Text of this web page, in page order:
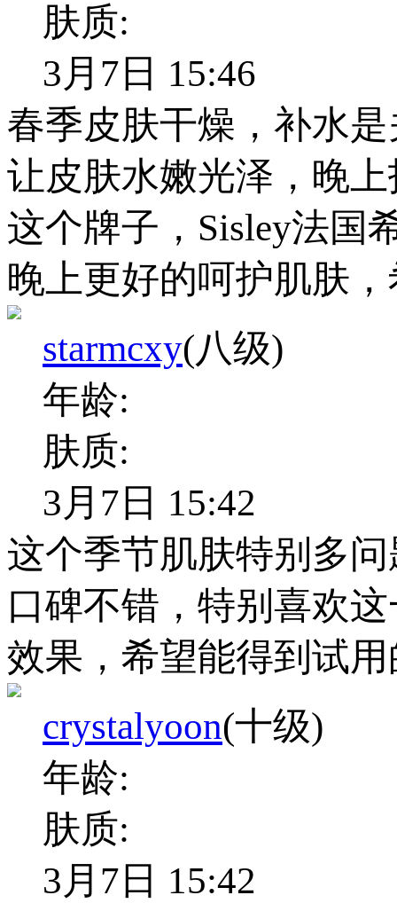
肤质:
3月7日 15:46
春季皮肤干燥，补水
让皮肤水嫩光泽，晚
这个牌子，Sisley法国
晚上更好的呵护肌肤
starmcxy(八级)
年龄:
肤质:
3月7日 15:42
这个季节肌肤特别多
口碑不错，特别喜欢
效果，希望能得到试
crystalyoon(十级)
年龄:
肤质:
3月7日 15:42